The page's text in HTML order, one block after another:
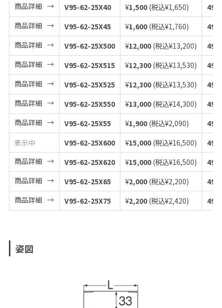
商品詳細
V95-62-25X40 ¥1,500 (税込¥1,650)
商品詳細
V95-62-25X45 ¥1,600 (税込¥1,760)
商品詳細
V95-62-25X500 ¥12,000 (税込¥13,200)
商品詳細
V95-62-25X515 ¥12,300 (税込¥13,530)
商品詳細
V95-62-25X525 ¥12,300 (税込¥13,530)
商品詳細
V95-62-25X550 ¥13,000 (税込¥14,300)
商品詳細
V95-62-25X55 ¥1,900 (税込¥2,090)
表示中
V95-62-25X600 ¥15,000 (税込¥16,500)
商品詳細
V95-62-25X620 ¥15,000 (税込¥16,500)
商品詳細
V95-62-25X65 ¥2,000 (税込¥2,200)
商品詳細
V95-62-25X75 ¥2,200 (税込¥2,420)
姿図